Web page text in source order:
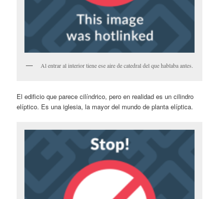
Al entrar al interior tiene ese aire de catedral del que hablaba antes.
El edificio que parece cilíndrico, pero en realidad es un cilindro
elíptico. Es una iglesia, la mayor del mundo de planta elíptica.